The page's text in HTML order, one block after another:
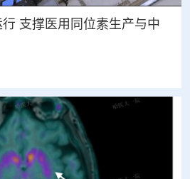
支撑医用同位素生产与中